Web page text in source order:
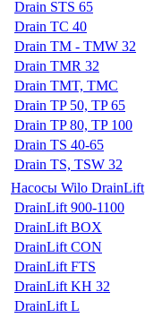
Drain STS 65
Drain TC 40
Drain TM - TMW 32
Drain TMR 32
Drain TMT, TMC
Drain TP 50, TP 65
Drain TP 80, TP 100
Drain TS 40-65
Drain TS, TSW 32
Насосы Wilo DrainLift
DrainLift 900-1100
DrainLift BOX
DrainLift CON
DrainLift FTS
DrainLift KH 32
DrainLift L